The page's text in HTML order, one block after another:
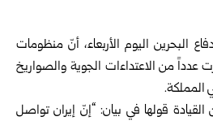
البحرين اليوم الأربعاء، أنّ منظومات
عدداً من الاعتداءات الجوية والصواريخ
المملكة.
القيادة قولها في بيان: “إنّ إيران تواصل